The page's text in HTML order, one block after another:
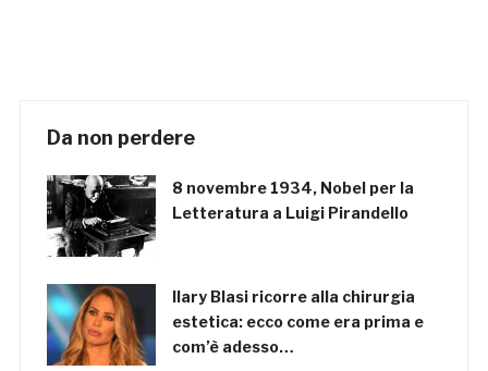
Da non perdere
8 novembre 1934, Nobel per la
Letteratura a Luigi Pirandello
Ilary Blasi ricorre alla chirurgia
estetica: ecco come era prima e
com’è adesso…